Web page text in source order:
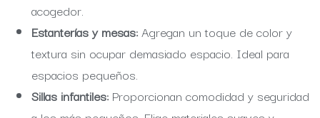
acogedor.
Estanterías y mesas:Agregan un toque de color y
textura sin ocupar demasiado espacio. Ideal para
espacios pequeños.
Sillas infantiles: Proporcionan comodidad y seguridad